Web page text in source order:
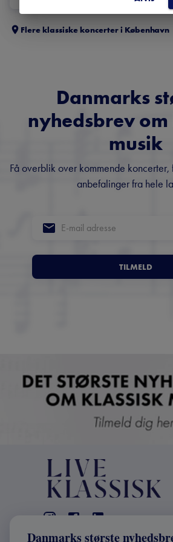
Flere klassiske koncerter i København
Danmarks
nyhedsbrev
musik
Få overblik over kommende
anbefalinger fra hele
TILMELD
Danmarks største